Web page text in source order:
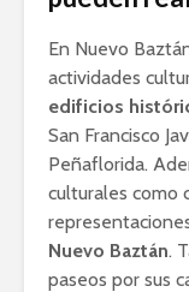
En Nuevo
actividades
edificios
San Francisco
Peñaflorida.
culturales como
Nuevo Baztán.
paseos por sus